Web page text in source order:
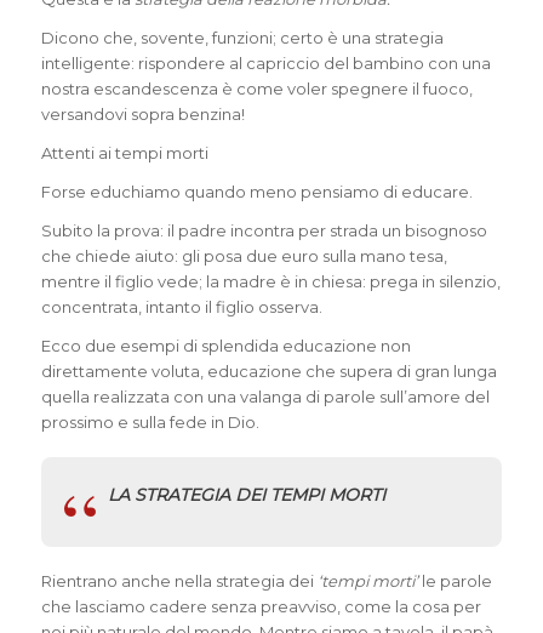
Dicono che, sovente, funzioni; certo è una strategia
intelligente: rispondere al capriccio del bambino con una
nostra escandescenza è come voler spegnere il fuoco,
versandovi sopra benzina!
Attenti ai tempi morti
Forse educhiamo quando meno pensiamo di educare.
Subito la prova: il padre incontra per strada un bisognoso
che chiede aiuto: gli posa due euro sulla mano tesa,
mentre il figlio vede; la madre è in chiesa: prega in silenzio,
concentrata, intanto il figlio osserva.
Ecco due esempi di splendida educazione non
direttamente voluta, educazione che supera di gran lunga
quella realizzata con una valanga di parole sull’amore del
prossimo e sulla fede in Dio.
LA STRATEGIA DEI TEMPI MORTI
Rientrano anche nella strategia dei ‘tempi morti’le parole
che lasciamo cadere senza preavviso, come la cosa per